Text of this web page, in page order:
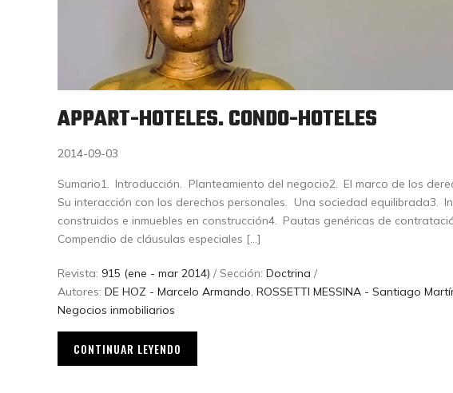
APPART-HOTELES. CONDO-HOTELES
2014-09-03
Sumario1. Introducción. Planteamiento del negocio2. El marco de los
Su interacción con los derechos personales. Una sociedad equilibrada3.
construidos e inmuebles en construcción4. Pautas genéricas de
Compendio de cláusulas especiales […]
Revista: 915 (ene - mar 2014) / Sección: Doctrina /
Autores: DE HOZ - Marcelo Armando, ROSSETTI MESSINA - Santiago
Negocios inmobiliarios
CONTINUAR LEYENDO